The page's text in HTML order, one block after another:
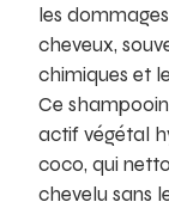
les
cheveux,
chimiques et
Ce
actif végétal
coco, qui
chevelu sans